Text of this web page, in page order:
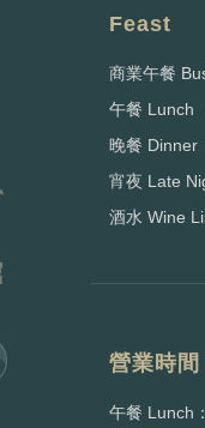
Feast
商業午餐
午餐 Lunch
晚餐 Dinner
宵夜 Late
酒水 Wine
營業時
午餐 Lunch